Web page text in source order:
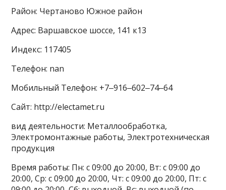
Район: Чертаново Южное район
Адрес: Варшавское шоссе, 141 к13
Индекс: 117405
Телефон: nan
Мобильный Телефон: +7‒916‒602‒74‒64
Сайт: http://electamet.ru
вид деятельности: Металлообработка,
Электромонтажные работы, Электротехническая
продукция
Время работы: Пн: с 09:00 до 20:00, Вт: с 09:00 до
20:00, Ср: с 09:00 до 20:00, Чт: с 09:00 до 20:00, Пт: с